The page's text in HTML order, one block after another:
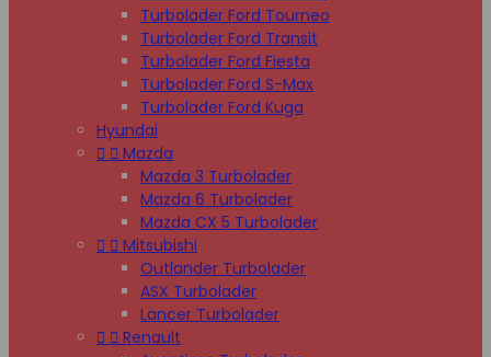
Turbolader Ford Tourneo
Turbolader Ford Transit
Turbolader Ford Fiesta
Turbolader Ford S-Max
Turbolader Ford Kuga
Hyundai
  Mazda
Mazda 3 Turbolader
Mazda 6 Turbolader
Mazda CX 5 Turbolader
  Mitsubishi
Outlander Turbolader
ASX Turbolader
Lancer Turbolader
  Renault